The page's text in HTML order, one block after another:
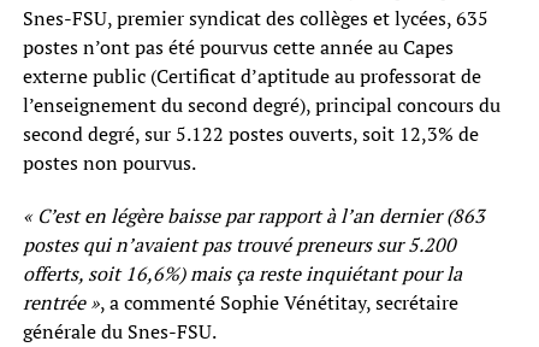
Snes-FSU, premier syndicat des collèges et lycées, 635
postes n’ont pas été pourvus cette année au Capes
externe public (Certificat d’aptitude au professorat de
l’enseignement du second degré), principal concours du
second degré, sur 5.122 postes ouverts, soit 12,3% de
postes non pourvus.
« C’est en légère baisse par rapport à l’an dernier (863
postes qui n’avaient pas trouvé preneurs sur 5.200
offerts, soit 16,6%) mais ça reste inquiétant pour la
rentrée », a commenté Sophie Vénétitay, secrétaire
générale du Snes-FSU.